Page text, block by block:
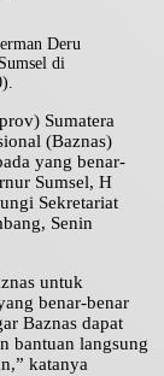
Deru
di
Sumatera
(Baznas)
yang benar-
Sumsel, H
Sekretariat
Senin
untuk
benar-benar
Baznas dapat
bantuan langsung
katanya